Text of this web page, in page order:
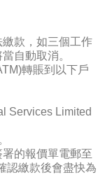
款，如三個工作
自動取消。
轉賬到以下戶
Services Limited
的報價單電郵至
認繳款後會盡快為